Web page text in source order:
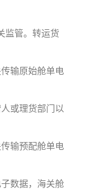
监管。转运货
输原始舱单电
或理货部门以
输预配舱单电
数据，海关舱